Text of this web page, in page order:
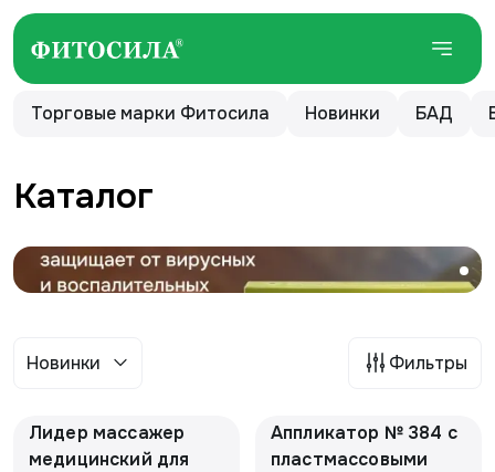
Торговые марки Фитосила Новинки БАД
Каталог
Новинки Фильтры
Лидер массажер
медицинский для
Аппликатор № 384 с
пластмассовыми